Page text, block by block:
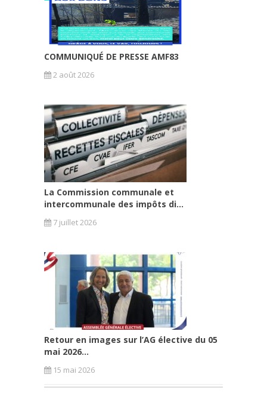
COMMUNIQUÉ DE PRESSE AMF83
2 août 2026
La Commission communale et
intercommunale des impôts di...
7 juillet 2026
Retour en images sur l’AG élective du 05
mai 2026...
15 mai 2026